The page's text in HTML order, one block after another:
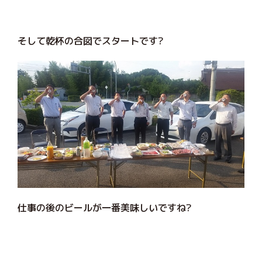
そして乾杯の合図でスタートです?
仕事の後のビールが一番美味しいですね?